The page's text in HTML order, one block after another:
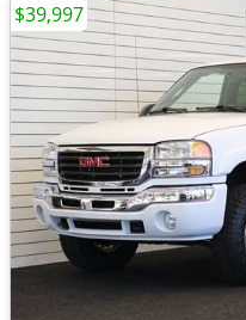
$39,997